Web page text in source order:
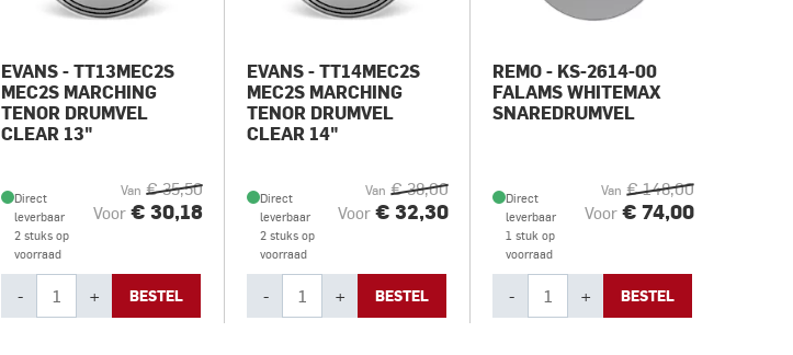
EVANS - TT13MEC2S
MEC2S MARCHING
TENOR DRUMVEL
CLEAR 13"
Direct
leverbaar
2 stuks op
voorraad
Van € 35,50
Voor€ 30,18
- + BESTEL
EVANS - TT14MEC2S
MEC2S MARCHING
TENOR DRUMVEL
CLEAR 14"
Direct
leverbaar
2 stuks op
voorraad
Van € 38,00
Voor€ 32,30
- + BESTEL
REMO - KS-2614-00
FALAMS WHITEMAX
SNAREDRUMVEL
Direct
leverbaar
1 stuk op
voorraad
Van € 148,00
Voor € 74,00
- + BESTEL